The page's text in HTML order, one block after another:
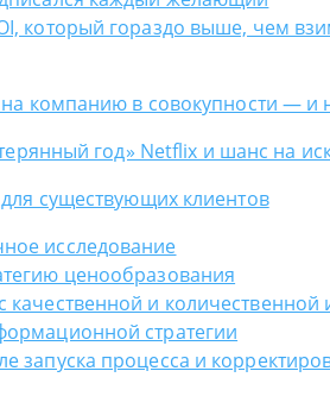
который гораздо выше, чем
компанию в совокупности — и
год» Netflix и шанс на
существующих клиентов
исследование
ценообразования
качественной и
стратегии
запуска процесса и